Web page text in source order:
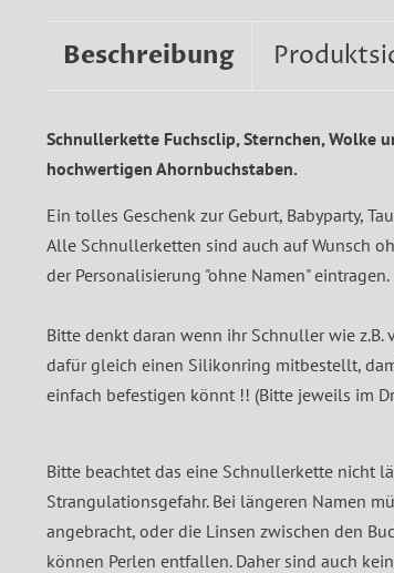
Beschreibung
Schnullerkette Fuchsclip, Sternchen, Wolke
hochwertigen Ahornbuchstaben.
Ein tolles Geschenk zur Geburt, Babyparty,
Alle Schnullerketten sind auch auf Wunsch
der Personalisierung "ohne Namen" eintragen.
Bitte denkt daran wenn ihr Schnuller wie
dafür gleich einen Silikonring mitbestellt,
einfach befestigen könnt !! (Bitte jeweils im
Bitte beachtet das eine Schnullerkette nicht
Strangulationsgefahr. Bei längeren Namen
angebracht, oder die Linsen zwischen den
können Perlen entfallen. Daher sind auch